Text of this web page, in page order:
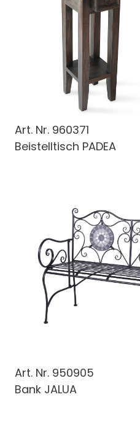
Art. Nr. 960371
Beistelltisch PADEA
Art. Nr. 950905
Bank JALUA